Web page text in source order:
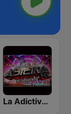
La Adictiva NY